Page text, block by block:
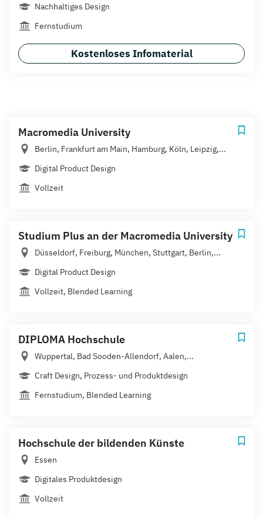
Nachhaltiges Design
Fernstudium
Kostenloses Infomaterial
Macromedia University
Berlin, Frankfurt am Main, Hamburg, Köln, Leipzig,...
Digital Product Design
Vollzeit
Studium Plus an der Macromedia University
Düsseldorf, Freiburg, München, Stuttgart, Berlin,...
Digital Product Design
Vollzeit, Blended Learning
DIPLOMA Hochschule
Wuppertal, Bad Sooden-Allendorf, Aalen,...
Craft Design, Prozess- und Produktdesign
Fernstudium, Blended Learning
Hochschule der bildenden Künste
Essen
Digitales Produktdesign
Vollzeit